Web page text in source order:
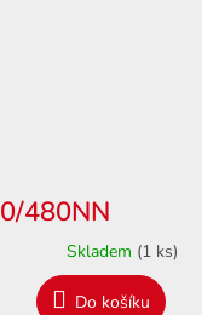
480NN
Skladem (1 ks)
Do košíku